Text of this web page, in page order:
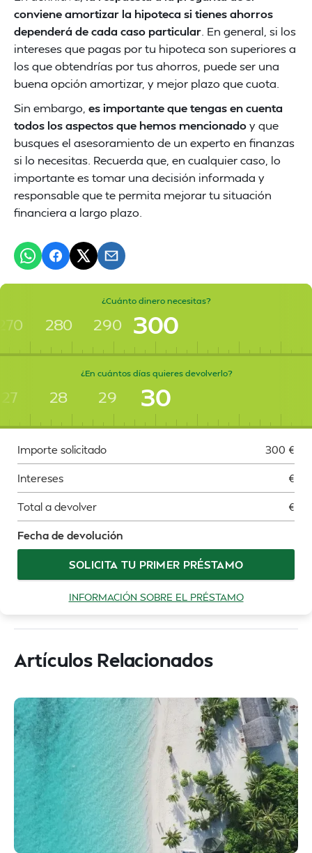
conviene amortizar la hipoteca si tienes ahorros
dependerá de cada caso particular . En general, si los
intereses que pagas por tu hipoteca son superiores a
los que obtendrías por tus ahorros, puede ser una
buena opción amortizar, y mejor plazo que cuota.
Sin embargo, es importante que tengas en cuenta
todos los aspectos que hemos mencionadoy que
busques el asesoramiento de un experto en finanzas
si lo necesitas. Recuerda que, en cualquier caso, lo
importante es tomar una decisión informada y
responsable que te permita mejorar tu situación
financiera a largo plazo.
¿Cuánto dinero necesitas?
280 290 300
¿En cuántos días quieres devolverlo?
27 28 29 30
Importe solicitado 300 €
Intereses €
Total a devolver €
Fecha de devolución
SOLICITA TU PRIMER PRÉSTAMO
INFORMACIÓN SOBRE EL PRÉSTAMO
Artículos Relacionados